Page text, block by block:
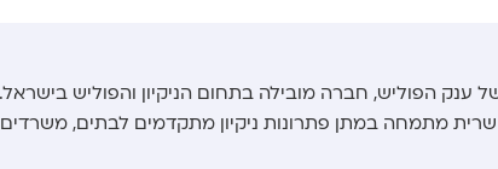
ענק הפוליש, חברה מובילה בתחום הניקיון והפוליש
שרית מתמחה במתן פתרונות ניקיון מתקדמים לבתים, משרדים